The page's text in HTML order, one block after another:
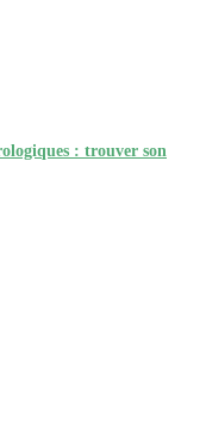
: trouver son